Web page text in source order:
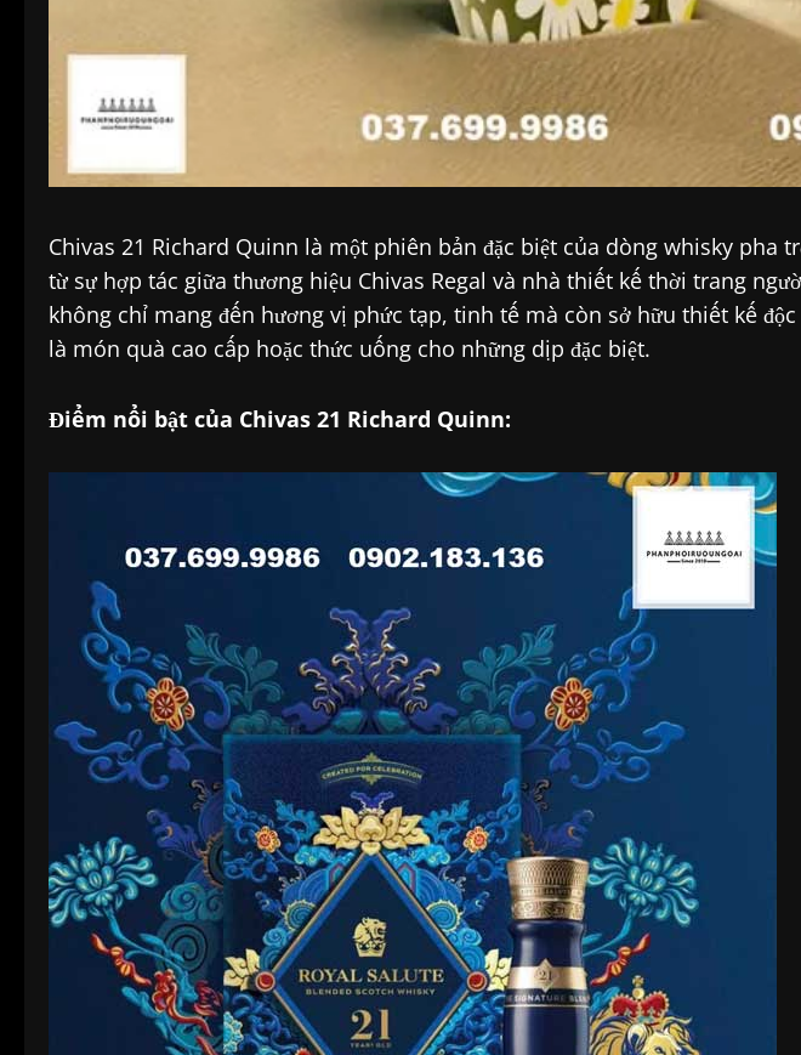
Chivas 21 Richard Quinn là một phiên bản đặc biệt của dòng whisky pha
từ sự hợp tác giữa thương hiệu Chivas Regal và nhà thiết kế thời trang
không chỉ mang đến hương vị phức tạp, tinh tế mà còn sở hữu thiết kế
là món quà cao cấp hoặc thức uống cho những dịp đặc biệt.
Điểm nổi bật của Chivas 21 Richard Quinn: